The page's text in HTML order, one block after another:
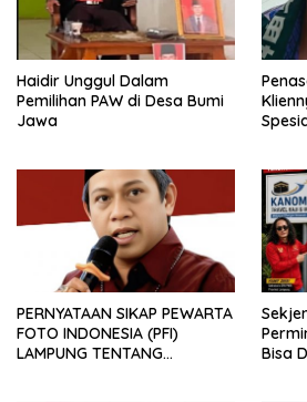
Haidir Unggul Dalam
Pemilihan PAW di Desa Bumi
Jawa
PERNYATAAN SIKAP PEWARTA
FOTO INDONESIA (PFI)
LAMPUNG TENTANG
Bisa